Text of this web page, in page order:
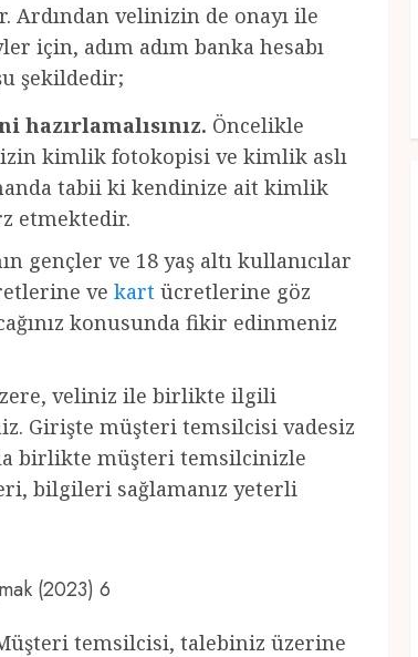
Ardından velinizin de onayı ile
için, adım adım banka hesabı
şekildedir;
Öncelikle
kimlik fotokopisi ve kimlik aslı
tabii ki kendinize ait kimlik
etmektedir.
gençler ve 18 yaş altı kullanıcılar
ve kart ücretlerine göz
konusunda fikir edinmeniz
veliniz ile birlikte ilgili
Girişte müşteri temsilcisi vadesiz
birlikte müşteri temsilcinizle
bilgileri sağlamanız yeterli
(2023) 6
temsilcisi, talebiniz üzerine